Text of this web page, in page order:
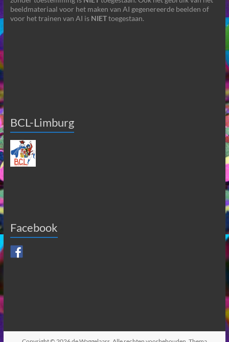
beeldmateriaal voor het maken van AI gegenereerde beelden of
voor het trainen van AI is NIETtoegestaan.
BCL-Limburg
Facebook